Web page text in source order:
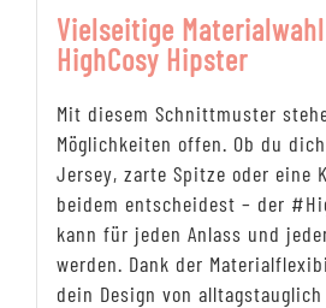
Vielseitige
HighCosy Hipster
Mit diesem Schnittmuster
Möglichkeiten offen. Ob du
Jersey, zarte Spitze oder eine
beidem entscheidest – der
kann für jeden Anlass und
werden. Dank der
dein Design von